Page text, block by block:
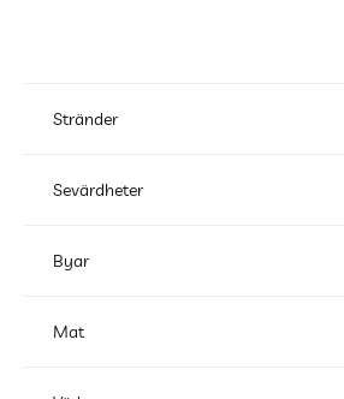
Stränder
Sevärdheter
Byar
Mat